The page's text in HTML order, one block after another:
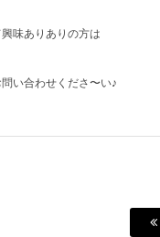
味ありありの方は
い合わせくださ〜い♪